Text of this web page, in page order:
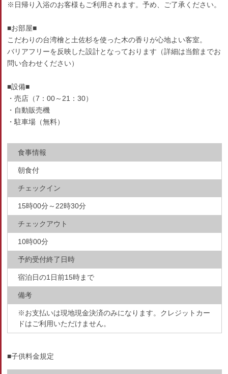
※日帰り入浴のお客様もご利用されます。予め、ご了承ください。
■お部屋■
こだわりの台湾檜と土佐杉を使った木の香りが心地よい客室。
バリアフリーを反映した設計となっております（詳細は当館までお
問い合わせください）
■設備■
・売店（7：00～21：30）
・自動販売機
・駐車場（無料）
食事情報
朝食付
チェックイン
15時00分～22時30分
チェックアウト
10時00分
予約受付終了日時
宿泊日の1日前15時まで
備考
※お支払いは現地現金決済のみになります。クレジットカー
ドはご利用いただけません。
■子供料金規定